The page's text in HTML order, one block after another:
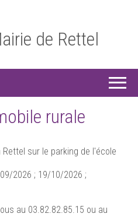
de Rettel
rurale
sur le parking de l'école
2026 ; 19/10/2026 ;
au 03.82.82.85.15 ou au